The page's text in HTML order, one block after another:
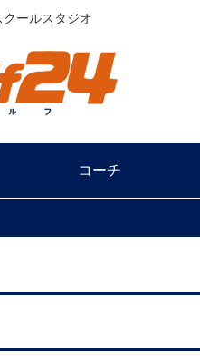
ールスタジオ
コーチ